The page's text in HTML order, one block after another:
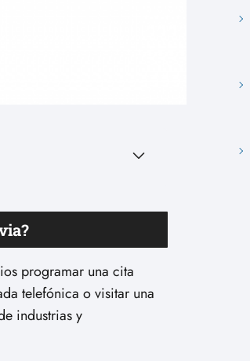
programar una cita
telefónica o visitar una
industrias y